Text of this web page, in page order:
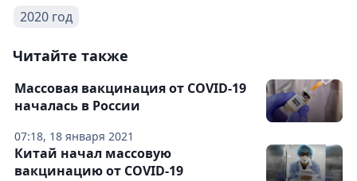
2020 год
Читайте также
07:18, 18 января 2021
Массовая вакцинация от COVID-19
началась в России
Китай начал массовую
вакцинацию от COVID-19